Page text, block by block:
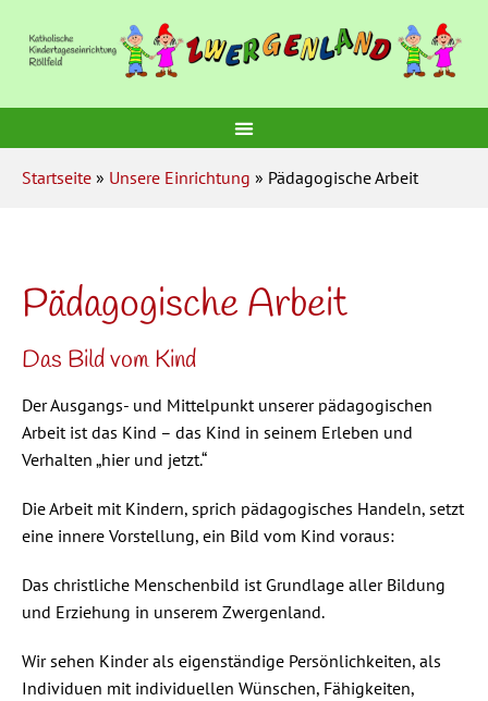
Startseite » Unsere Einrichtung » Pädagogische Arbeit
Pädagogische Arbeit
Das Bild vom Kind
Der Ausgangs- und Mittelpunkt unserer pädagogischen
Arbeit ist das Kind – das Kind in seinem Erleben und
Verhalten „hier und jetzt.“
Die Arbeit mit Kindern, sprich pädagogisches Handeln, setzt
eine innere Vorstellung, ein Bild vom Kind voraus:
Das christliche Menschenbild ist Grundlage aller Bildung
und Erziehung in unserem Zwergenland.
Wir sehen Kinder als eigenständige Persönlichkeiten, als
Individuen mit individuellen Wünschen, Fähigkeiten,